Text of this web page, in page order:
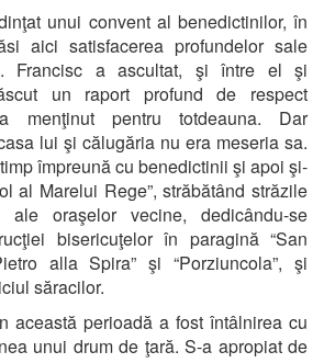
unui convent al benedictinilor, în
aici satisfacerea profundelor sale
Francisc a ascultat, şi între el şi
un raport profund de respect
menţinut pentru totdeauna. Dar
lui şi călugăria nu era meseria sa.
împreună cu benedictinii şi apoi şi-
al Marelui Rege”, străbătând străzile
oraşelor vecine, dedicându-se
bisericuţelor în paragină “San
alla Spira” şi “Porziuncola”, şi
săracilor.
această perioadă a fost întâlnirea cu
unui drum de ţară. S-a apropiat de